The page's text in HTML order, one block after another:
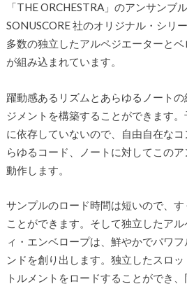
「THE ORCHESTRA」のアンサンブ
SONUSCORE 社のオリジナル・シリ
多数の独立したアルペジエーターと
が組み込まれています。
躍動感あるリズムとあらゆるノート
ジメントを構築することができます
に依存していないので、自由自在な
らゆるコード、ノートに対してこの
動作します。
サンプルのロード時間は短いので、
ことができます。そして独立したア
ィ・エンベロープは、鮮やかでパワ
ンドを創り出します。独立したスロ
トルメントをロードすることができ